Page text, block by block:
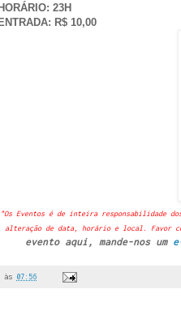
HORÁRIO: 23H
ENTRADA: R$ 10,00
"Os Eventos é de inteira responsabilidade
alteração de data, horário e local. Favor
evento aqui, mande-nos um
às 07:56